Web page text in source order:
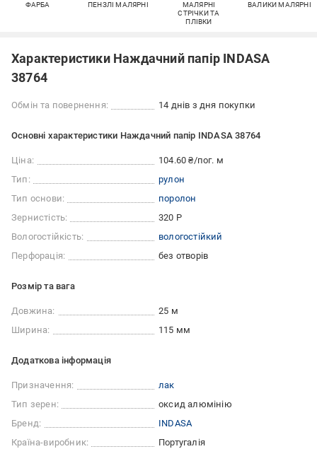
ФАРБА ПЕНЗЛІ МАЛЯРНІ
МАЛЯРНІ
СТРІЧКИ ТА
ПЛІВКИ
ВАЛИКИ МАЛЯРНІ
Характеристики Наждачний папір INDASA
38764
Обмін та повернення: 14 днів з дня покупки
Основні характеристики Наждачний папір INDASA 38764
Ціна:
104.60 ₴/пог. м
Тип:
рулон
Тип основи:
поролон
Зернистість:
320 Р
Вологостійкість:
вологостійкий
Перфорація:
без отворів
Розмір та вага
Довжина:
25 м
Ширина:
115 мм
Додаткова інформація
Призначення:
лак
Тип зерен:
оксид алюмінію
Бренд:
INDASA
Країна-виробник:
Португалія